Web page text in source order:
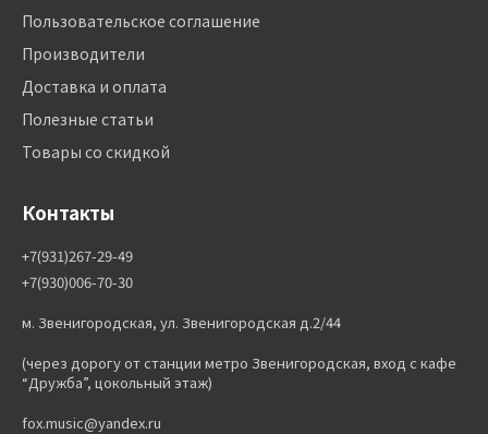
Пользовательское соглашение
Производители
Доставка и оплата
Полезные статьи
Товары со скидкой
Контакты
+7(931)267-29-49
+7(930)006-70-30
м. Звенигородская, ул. Звенигородская д.2/44
(через дорогу от станции метро Звенигородская, вход с кафе
“Дружба”, цокольный этаж)
fox.music@yandex.ru